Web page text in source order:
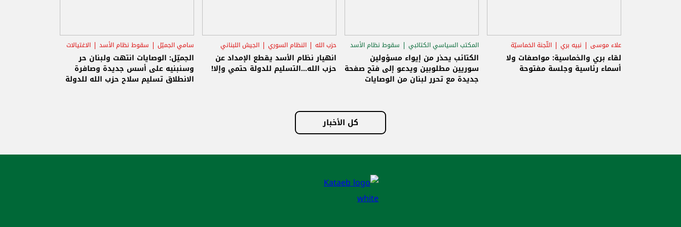
علاء موسى نبيه بري اللّجنة الخماسيّة
لقاء بري والخماسية: مواصفات ولا
أسماء رئاسية وجلسة مفتوحة
المكتب السياسي الكتائبي
سقوط نظام الأسد
الاستحقاق الرئاسي
الكتائب يحذر من إيواء مسؤولين
سوريين مطلوبين ويدعو إلى فتح صفحة
جديدة مع تحرر لبنان من الوصايات
حزب الله النظام السوري الجيش اللبناني
انهيار نظام الأسد يقطع الإمداد عن
حزب الله...التسليم للدولة حتمي وإلا!
سامي الجميّل سقوط نظام الأسد الاغتيالات
الجميّل: الوصايات انتهت ولبنان حر
وسنبنيه على أسس جديدة وصافرة
الانطلاق تسليم سلاح حزب الله للدولة
كل الأخبار